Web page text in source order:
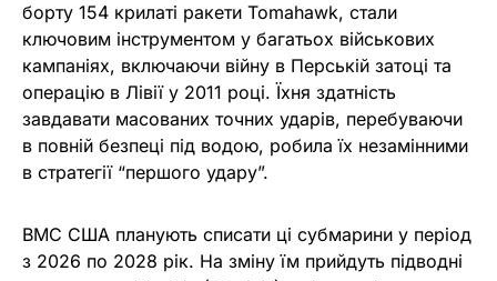
борту 154 крилаті ракети Tomahawk, стали
ключовим інструментом у багатьох військових
кампаніях, включаючи війну в Перській затоці та
операцію в Лівії у 2011 році. Їхня здатність
завдавати масованих точних ударів, перебуваючи
в повній безпеці під водою, робила їх незамінними
в стратегії “першого удару”.
ВМС США планують списати ці субмарини у період
з 2026 по 2028 рік. На зміну їм прийдуть підводні